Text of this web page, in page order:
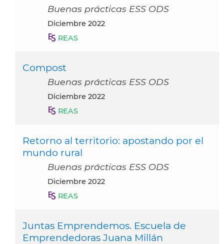
Buenas prácticas ESS ODS
diciembre 2022
REAS
Compost
Buenas prácticas ESS ODS
diciembre 2022
REAS
Retorno al territorio: apostando por el
mundo rural
Buenas prácticas ESS ODS
diciembre 2022
REAS
Juntas Emprendemos. Escuela de
Emprendedoras Juana Millán